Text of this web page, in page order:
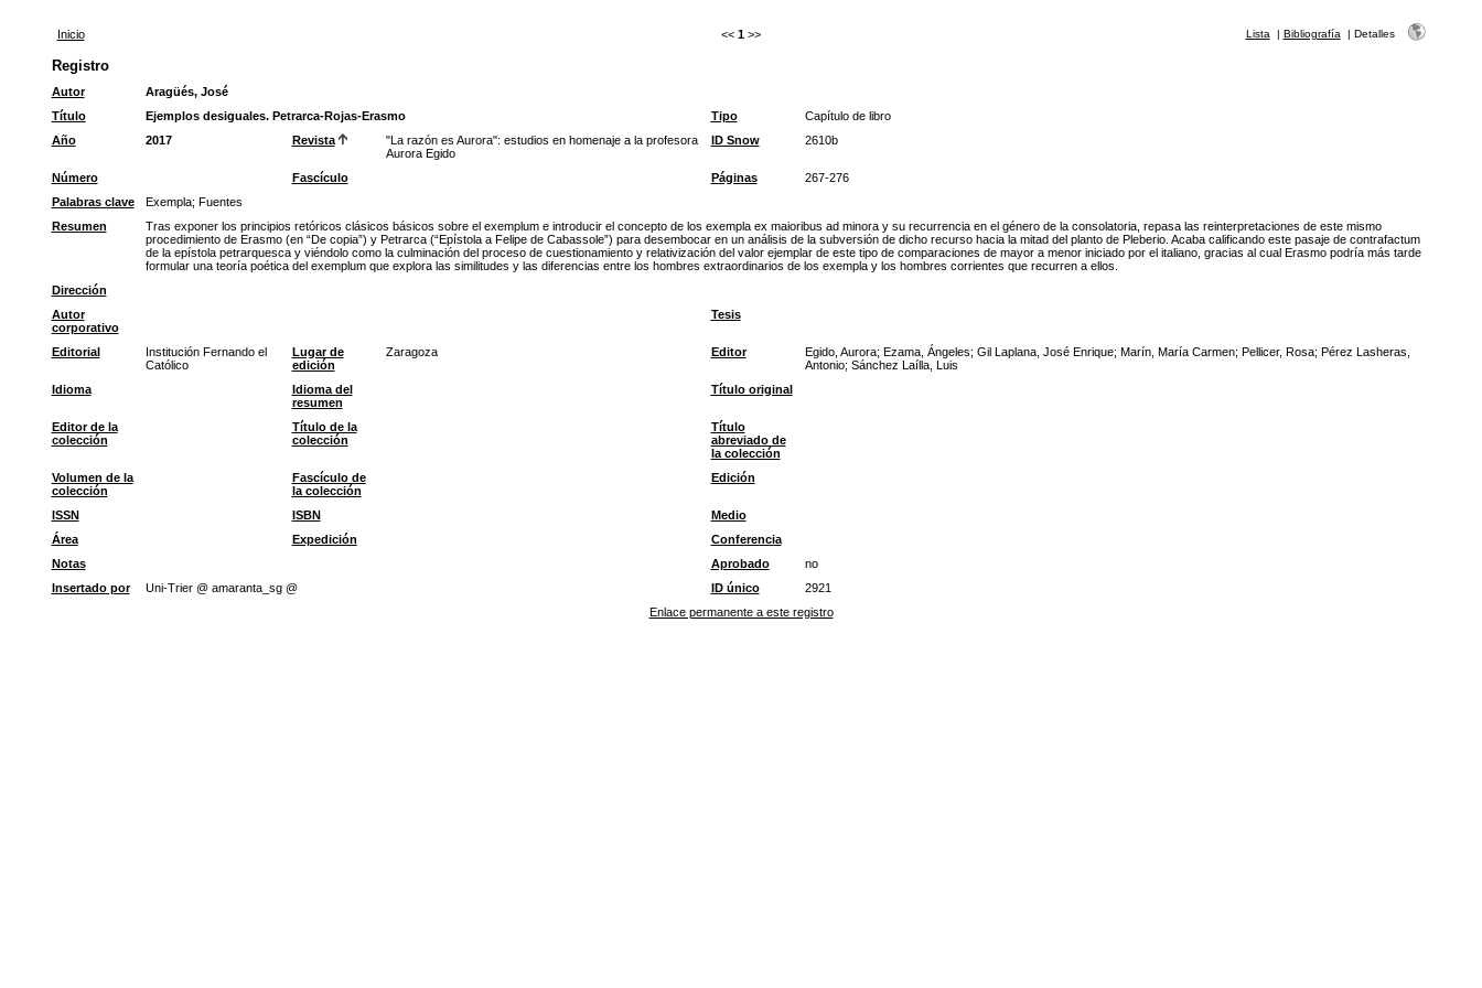
Inicio << 1 >> Lista | Bibliografía | Detalles
Registro
Autor
Aragüés, José
Título
Ejemplos desiguales. Petrarca-Rojas-Erasmo Tipo
Capítulo de libro
Año
2017 Revista
"La razón es Aurora": estudios en homenaje a la profesora
Aurora Egido
ID Snow 2610b
Número Fascículo Páginas
267-276
Palabras clave
Exempla; Fuentes
Resumen
Tras exponer los principios retóricos clásicos básicos sobre el exemplum e introducir el concepto de los exempla ex maioribus ad minora y su recurrencia en el género de la consolatoria, repasa las reinterpretaciones de este mismo
procedimiento de Erasmo (en “De copia”) y Petrarca (“Epístola a Felipe de Cabassole”) para desembocar en un análisis de la subversión de dicho recurso hacia la mitad del planto de Pleberio. Acaba calificando este pasaje de contrafactum
de la epístola petrarquesca y viéndolo como la culminación del proceso de cuestionamiento y relativización del valor ejemplar de este tipo de comparaciones de mayor a menor iniciado por el italiano, gracias al cual Erasmo podría más tarde
formular una teoría poética del exemplum que explora las similitudes y las diferencias entre los hombres extraordinarios de los exempla y los hombres corrientes que recurren a ellos.
Dirección
Autor
corporativo
Tesis
Editorial
Institución Fernando el
Católico
Lugar de
edición
Zaragoza Editor
Egido, Aurora; Ezama, Ángeles; Gil Laplana, José Enrique; Marín, María Carmen; Pellicer, Rosa; Pérez Lasheras,
Antonio; Sánchez Laílla, Luis
Idioma
Idioma del
resumen
Título original
Editor de la
colección
Título de la
colección
Título
abreviado de
la colección
Volumen de la
colección
Fascículo de
la colección
Edición
ISSN ISBN
Medio
Área
Expedición
Conferencia
Notas
Aprobado
no
Insertado por
Uni-Trier @ amaranta_sg @ ID único
2921
Enlace permanente a este registro